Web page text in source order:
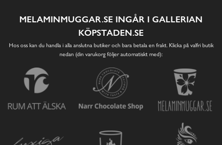
MELAMINMUGGAR.SE INGÅR I GALLERIAN
KÖPSTADEN.SE
Hos oss kan du handla i alla anslutna butiker och bara betala en frakt. Klicka på valfri butik
nedan (din varukorg följer automatiskt med):